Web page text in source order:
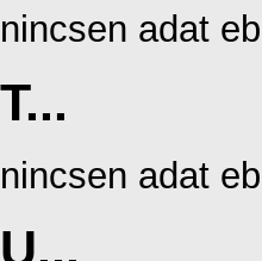
nincsen adat
T...
nincsen adat